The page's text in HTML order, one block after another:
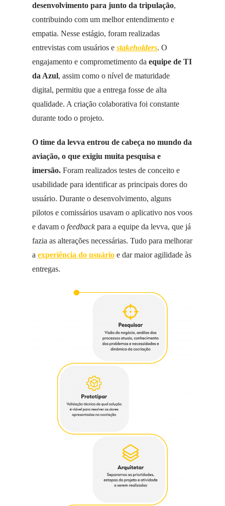
desenvolvimento para junto da tripulação,
contribuindo com um melhor entendimento e
empatia. Nesse estágio, foram realizadas
entrevistas com usuários e stakeholders. O
engajamento e comprometimento da equipe de TI
da Azul, assim como o nível de maturidade
digital, permitiu que a entrega fosse de alta
qualidade. A criação colaborativa foi constante
durante todo o projeto.
O time da levva entrou de cabeça no mundo da
aviação, o que exigiu muita pesquisa e
imersão. Foram realizados testes de conceito e
usabilidade para identificar as principais dores do
usuário. Durante o desenvolvimento, alguns
pilotos e comissários usavam o aplicativo nos voos
e davam o feedbackpara a equipe da levva, que já
fazia as alterações necessárias. Tudo para melhorar
a experiência do usuário e dar maior agilidade às
entregas.